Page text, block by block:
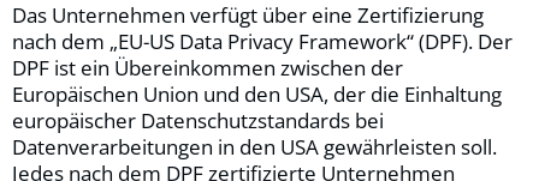
Das Unternehmen verfügt über eine Zertifizierung
nach dem „EU-US Data Privacy Framework“ (DPF). Der
DPF ist ein Übereinkommen zwischen der
Europäischen Union und den USA, der die Einhaltung
europäischer Datenschutzstandards bei
Datenverarbeitungen in den USA gewährleisten soll.
Jedes nach dem DPF zertifizierte Unternehmen